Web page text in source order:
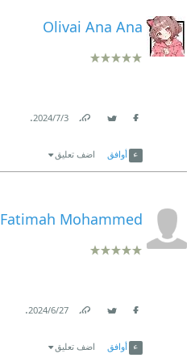
Olivai Ana Ana
3‏/7‏/2024
.
أوافق اضف تعليق
Fatimah Mohammed
27‏/6‏/2024
.
أوافق اضف تعليق